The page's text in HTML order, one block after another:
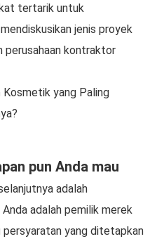
tertarik untuk
jenis proyek
perusahaan kontraktor
yang Paling
pun Anda mau
adalah
adalah pemilik merek
persyaratan yang ditetapkan